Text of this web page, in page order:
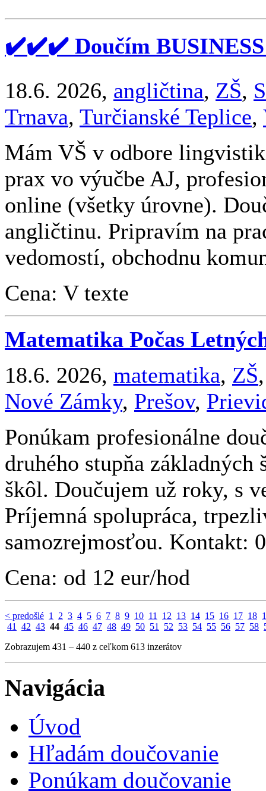
✔️✔️✔️ Doučím
18.6. 2026, angličtina, ZŠ,
Trnava, Turčianské Teplice,
Mám VŠ v odbore
prax vo výučbe AJ,
online (všetky úrovne).
angličtinu. Pripravím na
vedomostí, obchodnu
Cena: V texte
Matematika Počas
18.6. 2026, matematika, ZŠ
Nové Zámky, Prešov,
Ponúkam profesionálne
druhého stupňa základných
škôl. Doučujem už roky, s
Príjemná spolupráca,
samozrejmosťou. Kontakt:
Cena: od 12 eur/hod
< predošlé 1 2 3 4 5 6 7 8 9 10 11 12 13 14 15 16 17 18
41
42 43 44 45 46 47 48 49 50 51 52 53 54 55 56 57 58
Zobrazujem 431 – 440 z ceľkom 613 inzerátov
Navigácia
Úvod
Hľadám doučovanie
Ponúkam doučovanie